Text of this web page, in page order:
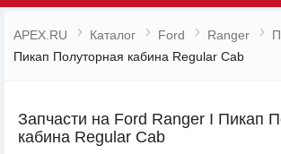
APEX.RU Каталог Ford Ranger
Пикап Полуторная кабина Regular Cab
Запчасти на Ford Ranger I Пикап
кабина Regular Cab